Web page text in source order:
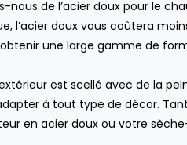
nous de l’acier doux pour le
l’acier doux vous coûtera
une large gamme de
est scellé avec de la
à tout type de décor.
en acier doux ou votre
avril 4, 2022
Aspirateur robot vs
centralisé :
lequel choisir ?